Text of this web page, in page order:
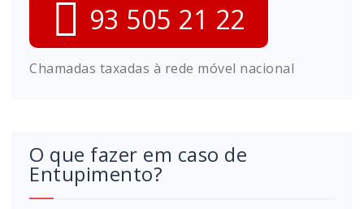
93 505 21 22
Chamadas taxadas à rede móvel nacional
O que fazer em caso de
Entupimento?